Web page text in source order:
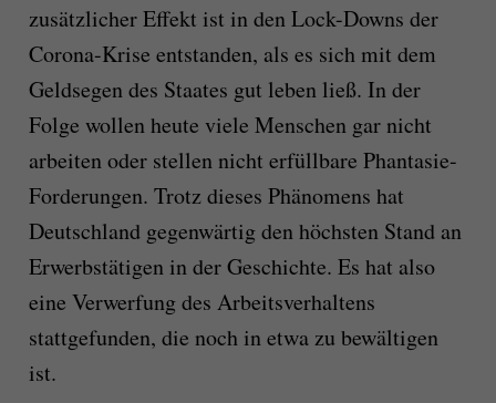
zusätzlicher Effekt ist in den Lock-Downs der
Corona-Krise entstanden, als es sich mit dem
Geldsegen des Staates gut leben ließ. In der
Folge wollen heute viele Menschen gar nicht
arbeiten oder stellen nicht erfüllbare Phantasie-
Forderungen. Trotz dieses Phänomens hat
Deutschland gegenwärtig den höchsten Stand an
Erwerbstätigen in der Geschichte. Es hat also
eine Verwerfung des Arbeitsverhaltens
stattgefunden, die noch in etwa zu bewältigen
ist.